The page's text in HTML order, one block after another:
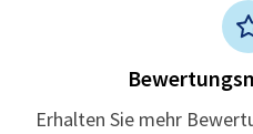
Erhalten Sie mehr